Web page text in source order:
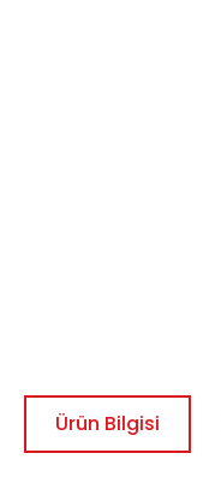
Ürün Bilgisi